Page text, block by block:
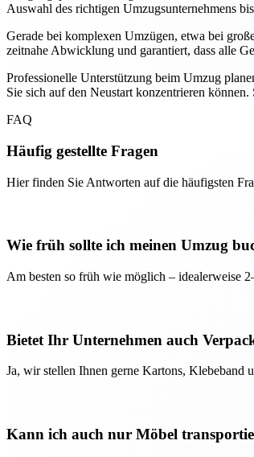
Auswahl des richtigen Umzugsunternehmens
Gerade bei komplexen Umzügen, etwa bei
zeitnahe Abwicklung und garantiert, dass alle
Professionelle Unterstützung beim Umzug
Sie sich auf den Neustart konzentrieren
FAQ
Häufig gestellte Fragen
Hier finden Sie Antworten auf die häufigsten
Wie früh sollte ich meinen Umzug
Am besten so früh wie möglich – idealerweise
Bietet Ihr Unternehmen auch
Ja, wir stellen Ihnen gerne Kartons, Klebeband
Kann ich auch nur Möbel